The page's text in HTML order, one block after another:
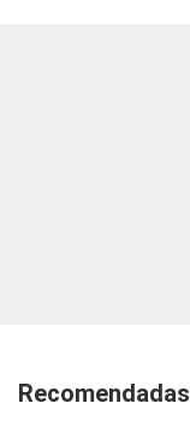
Recomendadas